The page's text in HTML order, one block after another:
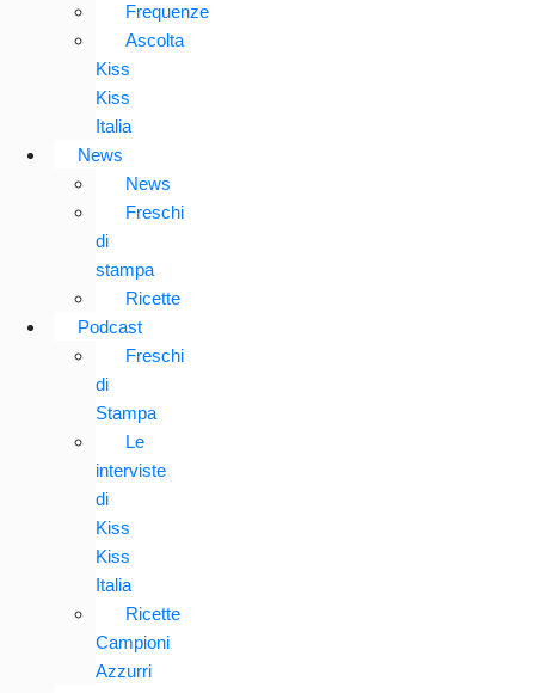
Frequenze
Ascolta
Kiss
Kiss
Italia
News
News
Freschi
di
stampa
Ricette
Podcast
Freschi
di
Stampa
Le
interviste
di
Kiss
Kiss
Italia
Ricette
Campioni
Azzurri